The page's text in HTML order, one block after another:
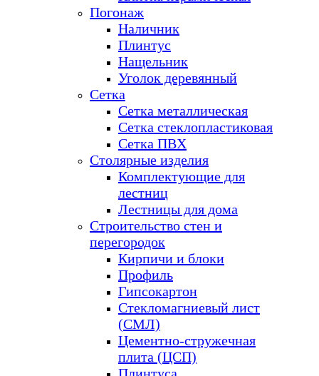
Погонаж
Наличник
Плинтус
Нащельник
Уголок деревянный
Сетка
Сетка металлическая
Сетка стеклопластиковая
Сетка ПВХ
Столярные изделия
Комплектующие для
лестниц
Лестницы для дома
Строительство стен и
перегородок
Кирпичи и блоки
Профиль
Гипсокартон
Стекломагниевый лист
(СМЛ)
Цементно-стружечная
плита (ЦСП)